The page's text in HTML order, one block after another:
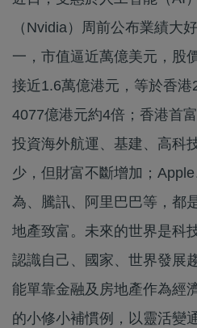
（Nvidia）周前公布業績大
一，市值逼近萬億美元，股
接近1.6萬億港元，等於香
4077億港元約4倍；香港首
投資海外航運、基建、高科
少，但財富不斷增加；
為、騰訊、阿里巴巴等，都
地產致富。未來的世界是科
認識自己、國家、世界發展
能單靠金融及房地產作為經
的小修小補慣例，以靈活變